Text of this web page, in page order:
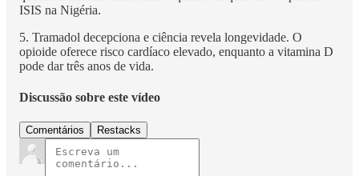
ISIS na Nigéria.
5. Tramadol decepciona e ciência revela longevidade. O
opioide oferece risco cardíaco elevado, enquanto a vitamina D
pode dar três anos de vida.
Discussão sobre este vídeo
Comentários Restacks